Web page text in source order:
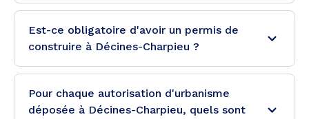
Est-ce obligatoire d'avoir un permis de
construire à Décines-Charpieu ?
Pour chaque autorisation d'urbanisme
déposée à Décines-Charpieu, quels sont